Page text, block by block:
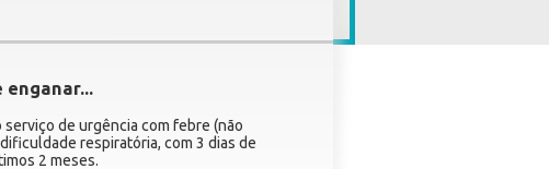
enganar...
de urgência com febre (não
respiratória, com 3 dias de
2 meses.